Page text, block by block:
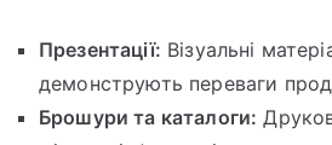
Презентації: Візуальні
демонструють переваги
Брошури та каталоги: